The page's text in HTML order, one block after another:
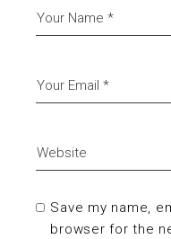
Save my name,
browser for the